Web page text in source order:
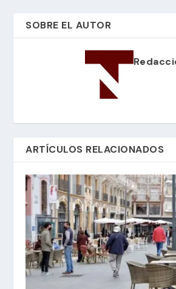
SOBRE EL AUTOR
ARTÍCULOS RELACIONADOS